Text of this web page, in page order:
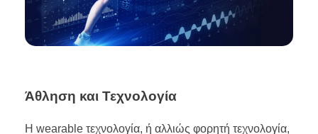
Άθληση και Τεχνολογία
Η wearable τεχνολογία, ή αλλιώς φορητή τεχνολογία,